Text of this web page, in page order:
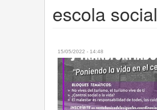
escola social
15/05/2022 - 14:48